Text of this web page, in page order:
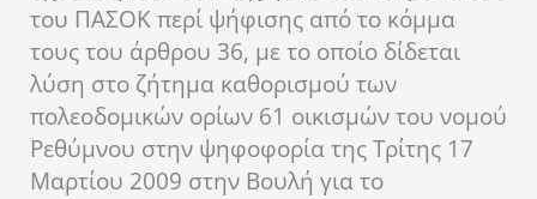
του ΠΑΣΟΚ περί ψήφισης από το κόμμα
τους του άρθρου 36, με το οποίο δίδεται
λύση στο ζήτημα καθορισμού των
πολεοδομικών ορίων 61 οικισμών του νομού
Ρεθύμνου στην ψηφοφορία της Τρίτης 17
Μαρτίου 2009 στην Βουλή για το